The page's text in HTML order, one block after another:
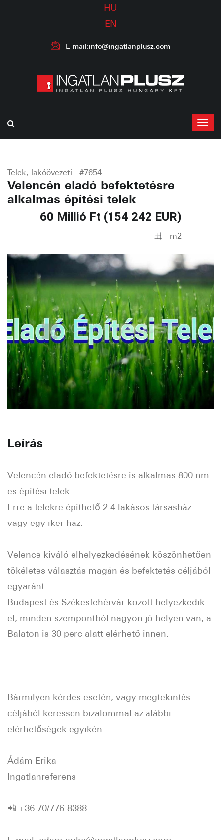
HU
EN
E-mail:info@ingatlanplusz.com
Telek, lakóövezeti - #7654
Velencén eladó befektetésre
alkalmas építési telek
60 Millió Ft (154 242 EUR)
m2
Leírás
Velencén eladó befektetésre is alkalmas 800 nm-
es építési telek.
Erre a telekre építhető 2-4 lakásos társasház
vagy egy iker ház.
Velence kiváló elhelyezkedésének köszönhetően
tökéletes választás magán és befektetés céljából
egyaránt.
Budapest és Székesfehérvár között helyezkedik
el, minden szempontból nagyon jó helyen van, a
Balaton is 30 perc alatt elérhető innen.
Bármilyen kérdés esetén, vagy megtekintés
céljából keressen bizalommal az alábbi
elérhetőségek egyikén.
Ádám Erika
Ingatlanreferens
📲 +36 70/776-8388